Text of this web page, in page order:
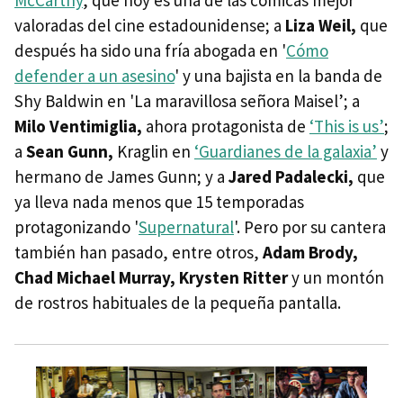
valoradas del cine estadounidense; a Liza Weil, que
después ha sido una fría abogada en 'Cómo
defender a un asesino' y una bajista en la banda de
Shy Baldwin en 'La maravillosa señora Maisel’; a
Milo Ventimiglia, ahora protagonista de ‘This is us’;
a Sean Gunn, Kraglin en ‘Guardianes de la galaxia’ y
hermano de James Gunn; y a Jared Padalecki, que
ya lleva nada menos que 15 temporadas
protagonizando 'Supernatural'. Pero por su cantera
también han pasado, entre otros, Adam Brody,
Chad Michael Murray, Krysten Rittery un montón
de rostros habituales de la pequeña pantalla.